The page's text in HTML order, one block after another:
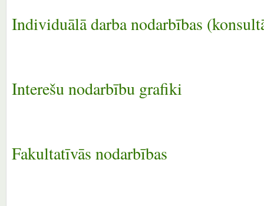
Individuālā darba nodarbības
Interešu nodarbību grafiki
Fakultatīvās nodarbības